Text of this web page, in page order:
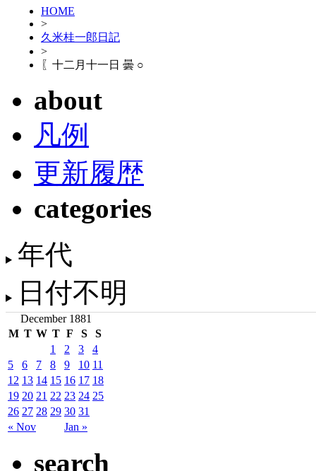
HOME
>
久米桂一郎日記
>
〖十二月十一日 曇 ○
about
凡例
更新履歴
categories
年代
日付不明
December 1881
M T W T F S S
« Nov Jan »
1 2 3
4
5
6 7 8 9 10 11
12 13 14 15 16 17 18
19 20 21 22 23 24 25
26 27 28 29 30 31
search